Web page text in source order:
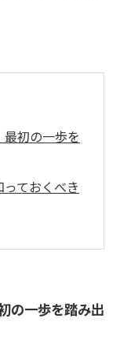
初の一歩を
ておくべき
成長！千葉
収入をつか
の一歩を踏み出